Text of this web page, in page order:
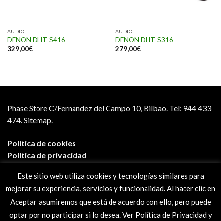
AUDIO
DENON DHT-S416
329,00€
AUDIO
DENON DHT-S316
279,00€
Phase Store C/Fernandez del Campo 10, Bilbao. Tel: 944 433
474. Sitemap.
Política de cookies
Política de privacidad
Condiciones de compra
Preguntas frecuentes
Este sitio web utiliza cookies y tecnologías similares para
mejorar su experiencia, servicios y funcionalidad. Al hacer clic en
Aceptar, asumiremos que está de acuerdo con ello, pero puede
optar por no participar si lo desea. Ver Política de Privacidad y